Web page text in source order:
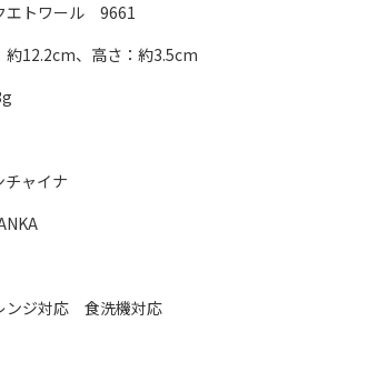
エトワール 9661
約12.2cm、高さ：約3.5cm
チャイナ
ンジ対応 食洗機対応